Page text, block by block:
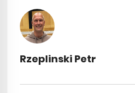
Rzeplinski Petr